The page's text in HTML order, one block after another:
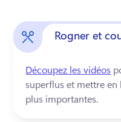
Rogner et
Découpez les vidéos
superflus et mettre en
plus importantes.